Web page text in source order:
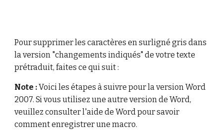
Pour supprimer les caractères en surligné gris dans
la version "changements indiqués" de votre texte
prétraduit, faites ce qui suit :
Note :Voici les étapes à suivre pour la version Word
2007. Si vous utilisez une autre version de Word,
veuillez consulter l'aide de Word pour savoir
comment enregistrer une macro.